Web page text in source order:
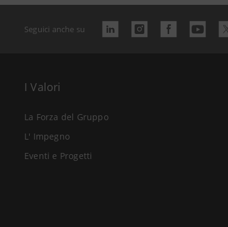
Seguici anche su
I Valori
La Forza del Gruppo
L' Impegno
Eventi e Progetti